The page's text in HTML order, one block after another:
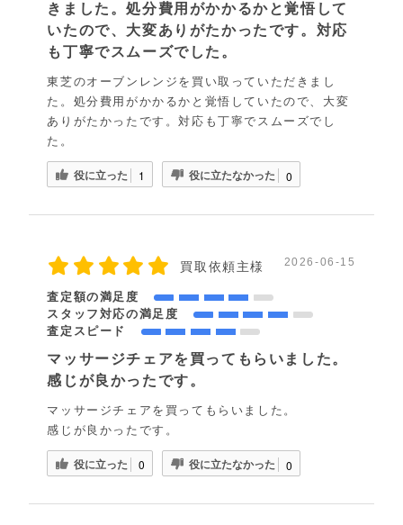
きました。処分費用がかかるかと覚悟して
いたので、大変ありがたかったです。対応
も丁寧でスムーズでした。
東芝のオーブンレンジを買い取っていただきまし
た。処分費用がかかるかと覚悟していたので、大変
ありがたかったです。対応も丁寧でスムーズでし
た。
役に立った 1 役に立たなかった 0
買取依頼主様 2026-06-15
査定額の満足度
スタッフ対応の満足度
査定スピード
マッサージチェアを買ってもらいました。
感じが良かったです。
マッサージチェアを買ってもらいました。
感じが良かったです。
役に立った 0 役に立たなかった 0